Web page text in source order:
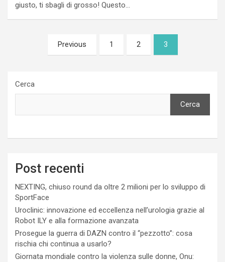
giusto, ti sbagli di grosso! Questo…
Paginazione
Previous 1 2 3
Cerca
Cerca
Post recenti
NEXTING, chiuso round da oltre 2 milioni per lo sviluppo di
SportFace
Uroclinic: innovazione ed eccellenza nell’urologia grazie al
Robot ILY e alla formazione avanzata
Prosegue la guerra di DAZN contro il “pezzotto”: cosa
rischia chi continua a usarlo?
Giornata mondiale contro la violenza sulle donne, Onu: